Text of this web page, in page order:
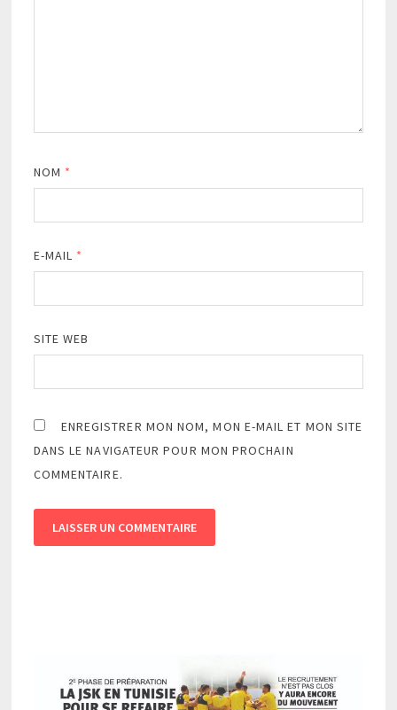
NOM *
E-MAIL *
SITE WEB
ENREGISTRER MON NOM, MON E-MAIL ET MON SITE
DANS LE NAVIGATEUR POUR MON PROCHAIN
COMMENTAIRE.